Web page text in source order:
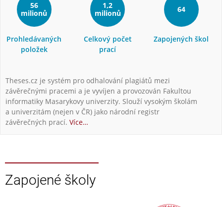
56
milionů
Prohledávaných
položek
1,2
milionů
Celkový počet
prací
64
Zapojených škol
Theses.cz je systém pro odhalování plagiátů mezi
závěrečnými pracemi a je vyvíjen a provozován Fakultou
informatiky Masarykovy univerzity. Slouží vysokým školám
a univerzitám (nejen v ČR) jako národní registr
závěrečných prací. Více…
Zapojené školy